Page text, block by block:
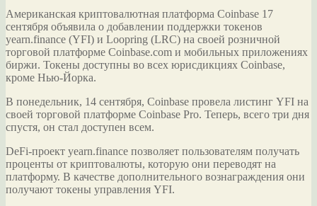
Американская криптовалютная платформа Coinbase 17
сентября объявила о добавлении поддержки токенов
yearn.finance (YFI) и Loopring (LRC) на своей розничной
торговой платформе Coinbase.com и мобильных приложениях
биржи. Токены доступны во всех юрисдикциях Coinbase,
кроме Нью-Йорка.
В понедельник, 14 сентября, Coinbase провела листинг YFI на
своей торговой платформе Coinbase Pro. Теперь, всего три дня
спустя, он стал доступен всем.
DeFi-проект yearn.finance позволяет пользователям получать
проценты от криптовалюты, которую они переводят на
платформу. В качестве дополнительного вознаграждения они
получают токены управления YFI.